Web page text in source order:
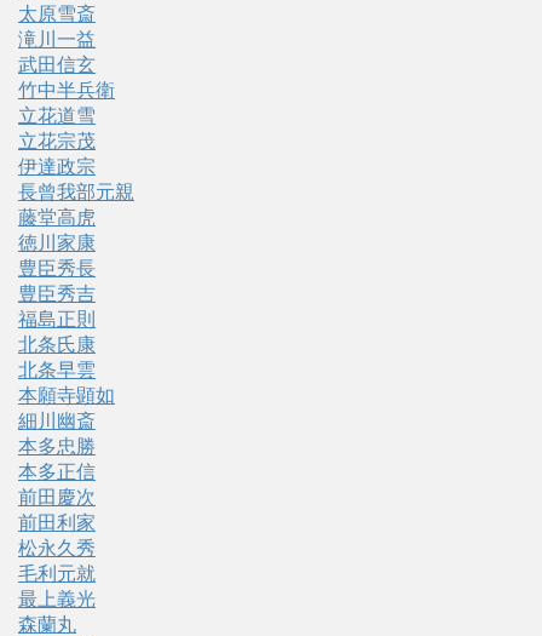
太原雪斎
滝川一益
武田信玄
竹中半兵衛
立花道雪
立花宗茂
伊達政宗
長曾我部元親
藤堂高虎
徳川家康
豊臣秀長
豊臣秀吉
福島正則
北条氏康
北条早雲
本願寺顕如
細川幽斎
本多忠勝
本多正信
前田慶次
前田利家
松永久秀
毛利元就
最上義光
森蘭丸